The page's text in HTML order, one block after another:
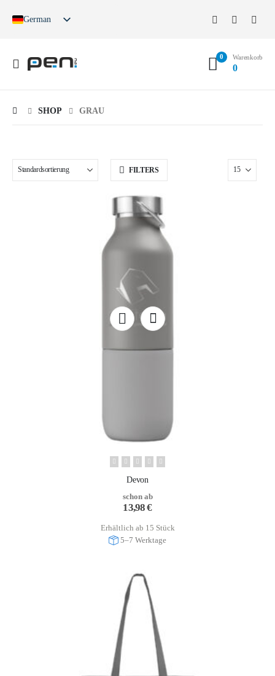
German
Spanish
0 Warenkorb
0
SHOP GRAU
FILTERS
Devon
schon ab
13,98€
Erhältlich ab 15 Stück
5–7 Werktage